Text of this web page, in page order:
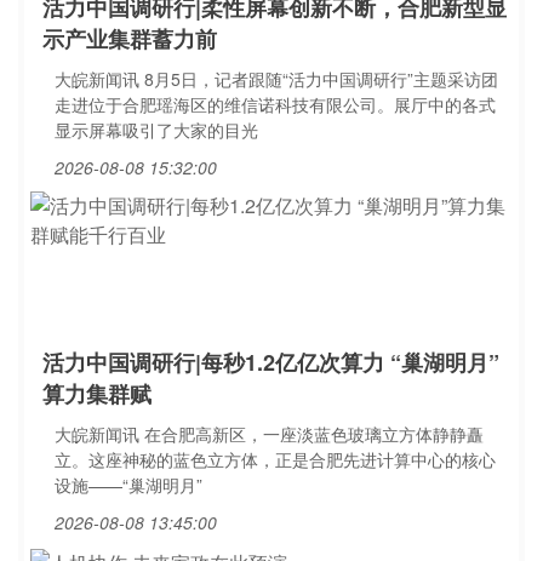
活力中国调研行|柔性屏幕创新不断，合肥新型显
示产业集群蓄力前
大皖新闻讯 8月5日，记者跟随“活力中国调研行”主题采访团
走进位于合肥瑶海区的维信诺科技有限公司。展厅中的各式
显示屏幕吸引了大家的目光
2026-08-08 15:32:00
活力中国调研行|每秒1.2亿亿次算力 “巢湖明月”
算力集群赋
大皖新闻讯 在合肥高新区，一座淡蓝色玻璃立方体静静矗
立。这座神秘的蓝色立方体，正是合肥先进计算中心的核心
设施——“巢湖明月”
2026-08-08 13:45:00